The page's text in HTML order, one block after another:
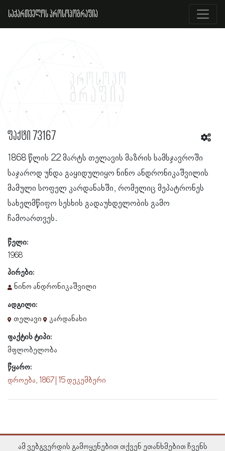
საქართველოს პროსოპოგრაფია
ფაქტი 73167
1868 წლის 22 მარტს თელავის მაზრის სამსჯავროში
საჯაროდ უნდა გაყიდულიყო ნინო ანდრონიკაშვილის
მამული სოფელ კარდანახში, რომელიც მეპატრონეს
სახელმწიფო სესხის გადაუხდელობის გამო
ჩამოართვეს.
წელი:
1968
პირები:
ნინო ანდრონიკაშვილი
ადგილი:
თელავი
კარდანახი
ფაქტის ტიპი:
მფლობელობა
წყარო:
დროება, 1867 | 15 დეკემბერი
ამ ვებგვერდის გამოყენებით თქვენ ეთანხმებით ჩვენს